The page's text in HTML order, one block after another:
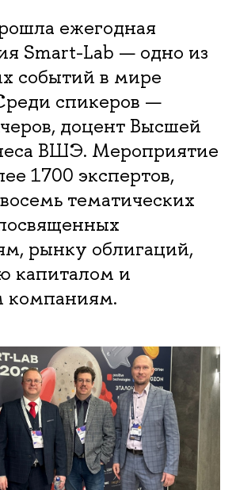
ежегодная
Smart-Lab — одно из
событий в мире
спикеров —
доцент Высшей
ВШЭ. Мероприятие
1700 экспертов,
тематических
рынку облигаций,
капиталом и
компаниям.